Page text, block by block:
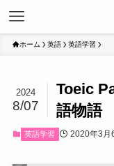
ホーム 英語 英語学習
Toeic
語物語
2024
8/07
英語学習 2020年3月